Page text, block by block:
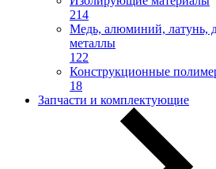
214
Медь, алюминий, латунь,
металлы
122
Конструкционные
18
Запчасти и комплектующие